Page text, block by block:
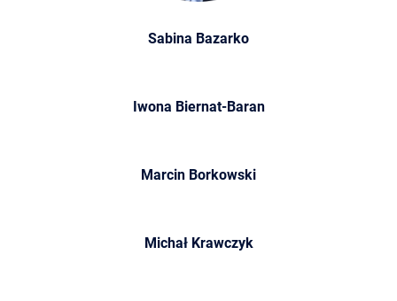
Sabina Bazarko
Iwona Biernat-Baran
Marcin Borkowski
Michał Krawczyk